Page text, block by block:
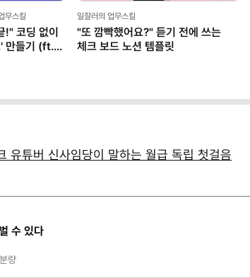
무스킬
!" 코딩 없이
' 만들기 (ft.
일잘러의 업무스킬
"또 깜빡했어요?" 듣기 전에 쓰는
체크 보드 노션 템플릿
유튜버 신사임당이 말하는 월급 독립 첫걸음
수 있다
량